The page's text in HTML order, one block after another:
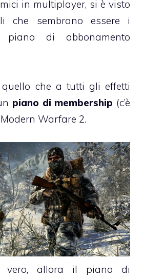
in multiplayer, si è visto
che sembrano essere i
di abbonamento
che a tutti gli effetti
piano di membership (c’è
Warfare 2.
allora il piano di